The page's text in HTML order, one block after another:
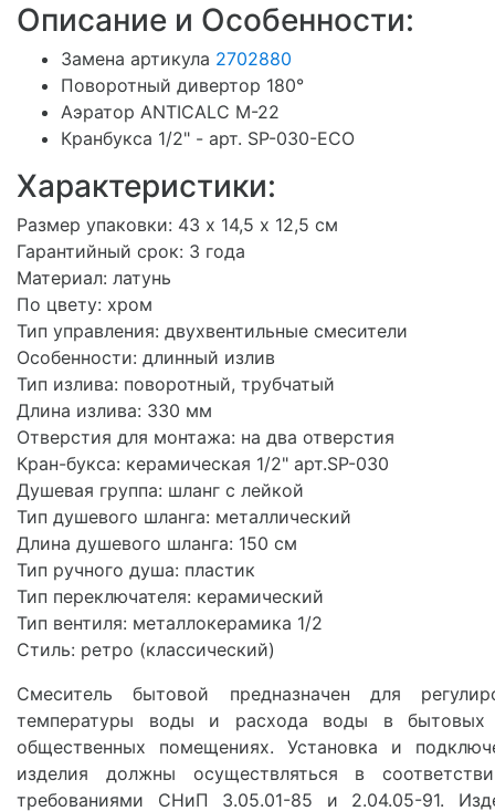
Описание и Особенности:
Замена артикула 2702880
Поворотный дивертор 180°
Аэратор ANTICALC M-22
Кранбукса 1/2" - арт. SP-030-ECO
Характеристики:
Размер упаковки: 43 х 14,5 х 12,5 см
Гарантийный срок: 3 года
Материал: латунь
По цвету: хром
Тип управления: двухвентильные смесители
Особенности: длинный излив
Тип излива: поворотный, трубчатый
Длина излива: 330 мм
Отверстия для монтажа: на два отверстия
Кран-букса: керамическая 1/2" арт.SP-030
Душевая группа: шланг с лейкой
Тип душевого шланга: металлический
Длина душевого шланга: 150 см
Тип ручного душа: пластик
Тип переключателя: керамический
Тип вентиля: металлокерамика 1/2
Стиль: ретро (классический)
Смеситель бытовой предназначен для
температуры воды и расхода воды в бытовых
общественных помещениях. Установка и
изделия должны осуществляться в
требованиями СНиП 3.05.01-85 и 2.04.05-91.